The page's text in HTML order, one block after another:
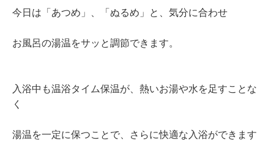
今日は「あつめ」、「ぬるめ」と、気分に合わせ
お風呂の湯温をサッと調節できます。
入浴中も温浴タイム保温が、熱いお湯や水を足すことな
く
湯温を一定に保つことで、さらに快適な入浴ができます